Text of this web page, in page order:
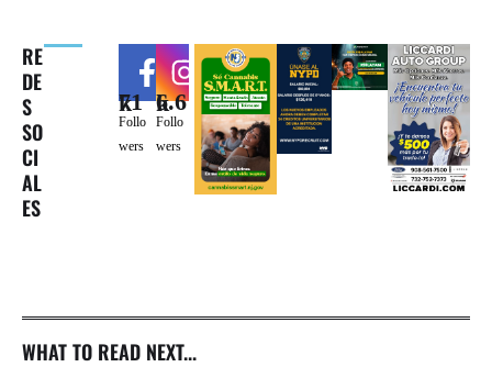
RE
DE
S
SO
CI
AL
ES
71k
Follo
wers
6.6k
Follo
wers
WHAT TO READ NEXT...